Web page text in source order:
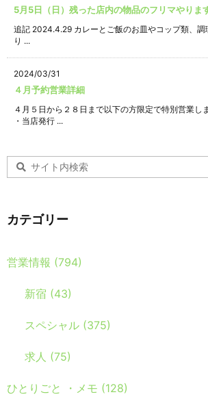
5月5日（日）残った店内の物品のフリマやりま
追記 2024.4.29 カレーとご飯のお皿やコップ類、調
り ...
2024/03/31
４月予約営業詳細
４月５日から２８日まで以下の方限定で特別営業し
・当店発行 ...
カテゴリー
営業情報 (794)
新宿 (43)
スペシャル (375)
求人 (75)
ひとりごと ・メモ (128)